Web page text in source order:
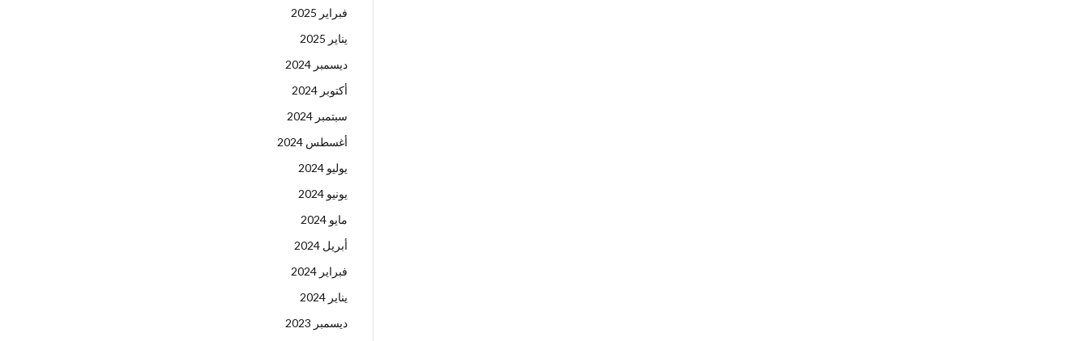
فبراير 2025
يناير 2025
ديسمبر 2024
أكتوبر 2024
سبتمبر 2024
أغسطس 2024
يوليو 2024
يونيو 2024
مايو 2024
أبريل 2024
فبراير 2024
يناير 2024
ديسمبر 2023